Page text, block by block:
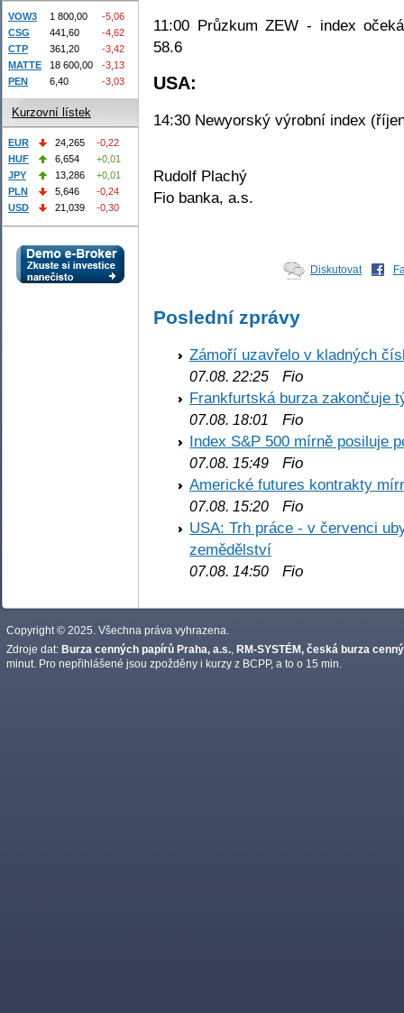
11:00 Průzkum ZEW - index
58.6
USA:
14:30 Newyorský výrobní index
Rudolf Plachý
Fio banka, a.s.
Diskutovat
Poslední zprávy
Zámoří uzavřelo v kladných
07.08. 22:25 Fio
Frankfurtská burza zakončuje
07.08. 18:01
Fio
Index S&P 500 mírně posiluje
07.08. 15:49 Fio
Americké futures kontrakty
07.08. 15:20 Fio
USA: Trh práce - v červenci
zemědělství
07.08. 14:50 Fio
VOW3 1 800,00
-5,06
CSG
441,60
-4,62
CTP
361,20
-3,42
MATTE
18 600,00
-3,13
PEN
6,40 -3,03
Kurzovní lístek
EUR 24,265
-0,22
HUF
6,654
+0,01
JPY
13,286
+0,01
PLN
5,646
-0,24
USD
21,039 -0,30
Copyright © 2025. Všechna práva vyhrazena.
Zdroje dat: Burza cenných papírů Praha, a.s. RM-SYSTÉM, česká burza
minut. Pro nepřihlášené jsou zpožděny i kurzy z BCPP, a to o 15 min.